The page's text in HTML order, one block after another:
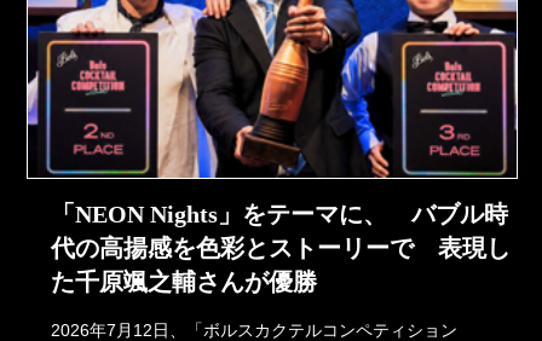
「NEON Nights」をテーマに、 バブル時
代の高揚感を色彩とストーリーで 表現し
た千原颯之輔さんが優勝
2026年7月12日、「ボルスカクテルコンペティション